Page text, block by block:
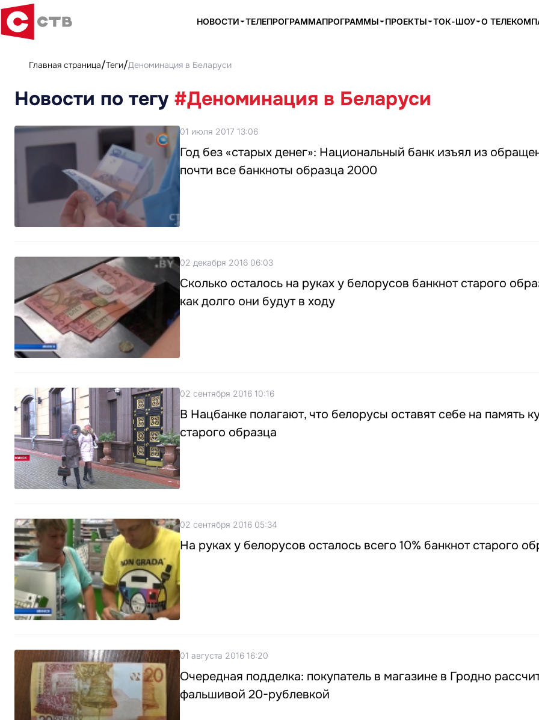
НОВОСТИ ТЕЛЕПРОГРАММАПРОГРАММЫ ПРОЕКТЫ ТОК-ШОУ О
Главная страница Теги Деноминация в Беларуси
Новости по тегу #Деноминация в Беларуси
01 июля 2017 13:06
Год без «старых денег»: Национальный банк изъял из
почти все банкноты образца 2000
02 декабря 2016 06:03
Сколько осталось на руках у белорусов банкнот старого
как долго они будут в ходу
02 сентября 2016 10:16
В Нацбанке полагают, что белорусы оставят себе на память
старого образца
02 сентября 2016 05:34
На руках у белорусов осталось всего 10% банкнот старого
01 августа 2016 16:20
Очередная подделка: покупатель в магазине в Гродно
фальшивой 20-рублевкой